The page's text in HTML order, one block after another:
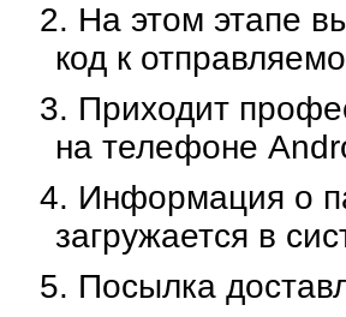
На этом этапе
код к
Приходит
на телефоне
Информация о
загружается в
Посылка